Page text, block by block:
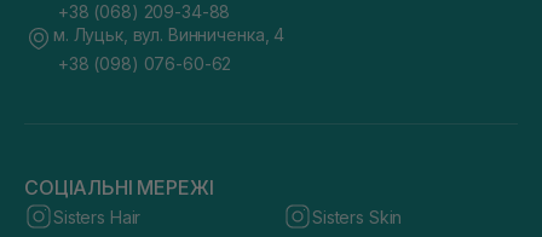
+38 (068) 209-34-88
м. Луцьк, вул. Винниченка, 4
+38 (098) 076-60-62
СОЦІАЛЬНІ МЕРЕЖІ
Sisters Hair Sisters Skin